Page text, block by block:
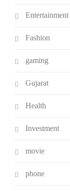
Entertainment
Fashion
gaming
Gujarat
Health
Investment
movie
phone